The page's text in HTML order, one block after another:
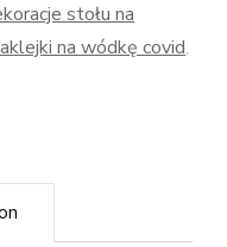
stołu na
na wódkę covid,